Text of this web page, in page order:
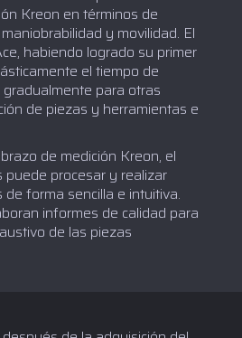
Kreon en términos de
y movilidad. El
habiendo logrado su primer
el tiempo de
para otras
de piezas y herramientas e
de medición Kreon, el
procesar y realizar
forma sencilla e intuitiva.
informes de calidad para
de las piezas